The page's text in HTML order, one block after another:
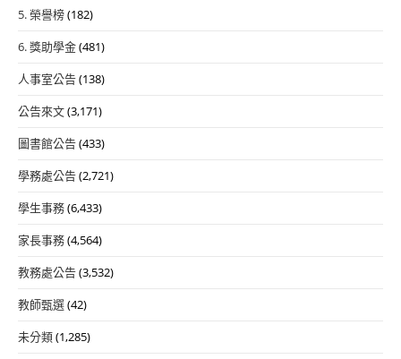
5. 榮譽榜(182)
6. 獎助學金(481)
人事室公告(138)
公告來文(3,171)
圖書館公告(433)
學務處公告(2,721)
學生事務(6,433)
家長事務(4,564)
教務處公告(3,532)
教師甄選(42)
未分類(1,285)